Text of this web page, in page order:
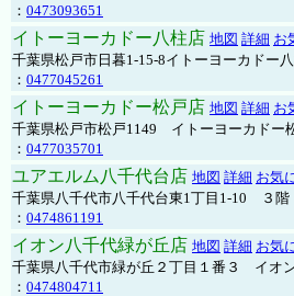
： 0473093651
イトーヨーカドー八柱店 地図 詳細 お
千葉県松戸市日暮1-15-8イトーヨーカドー
： 0477045261
イトーヨーカドー松戸店 地図 詳細 お
千葉県松戸市松戸1149 イトーヨーカドー
： 0477035701
ユアエルム八千代台店 地図 詳細 お気
千葉県八千代市八千代台東1丁目1-10 ３階
： 0474861191
イオン八千代緑が丘店 地図 詳細 お気
千葉県八千代市緑が丘２丁目１番３ イオ
： 0474804711